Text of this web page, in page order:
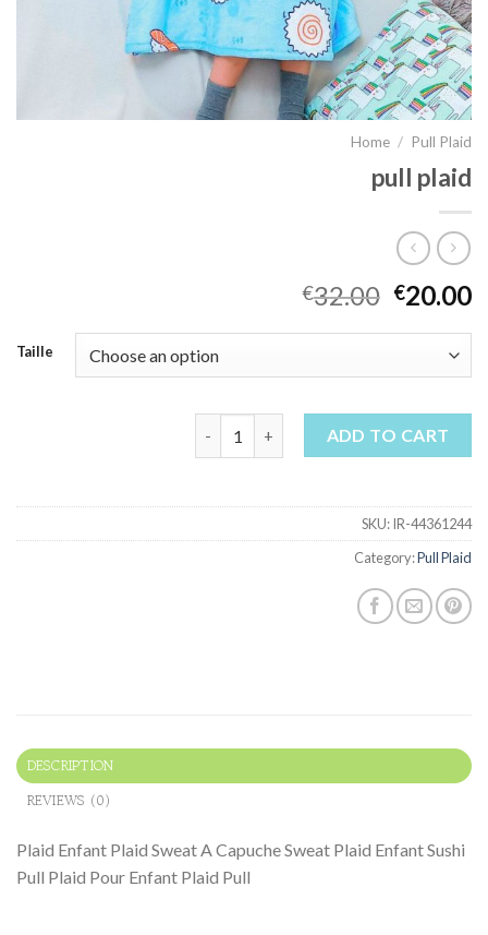
Home / Pull Plaid
pull plaid
€32.00 €20.00
Taille
ADD TO CART
SKU:IR-44361244
Category:Pull Plaid
DESCRIPTION
REVIEWS (0)
Plaid Enfant Plaid Sweat A Capuche Sweat Plaid Enfant Sushi
Pull Plaid Pour Enfant Plaid Pull